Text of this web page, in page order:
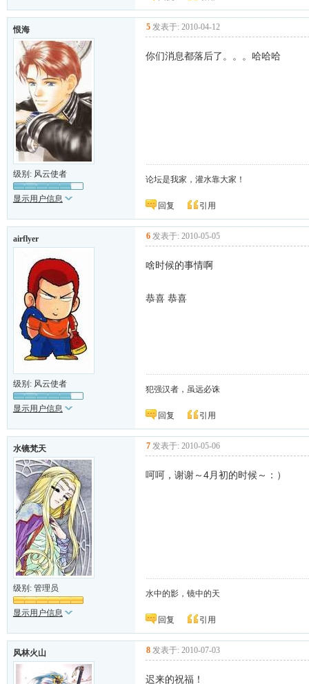
恨海
级别: 风云使者
显示用户信息
5 发表于: 2010-04-12
你们消息都落后了。。。哈哈哈
论坛是我家，灌水靠大家！
回复 引用
airflyer
级别: 风云使者
显示用户信息
6 发表于: 2010-05-05
啥时候的事情啊
恭喜 恭喜
犯强汉者，虽远必诛
回复 引用
水镜梵天
级别: 管理员
显示用户信息
7 发表于: 2010-05-06
呵呵，谢谢～4月初的时候～：）
水中的影，镜中的天
回复 引用
风林火山 8 发表于: 2010-07-03
迟来的祝福！